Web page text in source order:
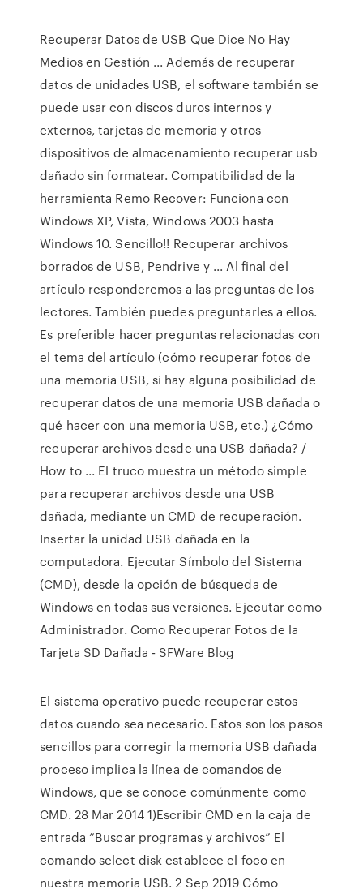
Recuperar Datos de USB Que Dice No Hay
Medios en Gestión ... Además de recuperar
datos de unidades USB, el software también se
puede usar con discos duros internos y
externos, tarjetas de memoria y otros
dispositivos de almacenamiento recuperar usb
dañado sin formatear. Compatibilidad de la
herramienta Remo Recover: Funciona con
Windows XP, Vista, Windows 2003 hasta
Windows 10. Sencillo!! Recuperar archivos
borrados de USB, Pendrive y ... Al final del
artículo responderemos a las preguntas de los
lectores. También puedes preguntarles a ellos.
Es preferible hacer preguntas relacionadas con
el tema del artículo (cómo recuperar fotos de
una memoria USB, si hay alguna posibilidad de
recuperar datos de una memoria USB dañada o
qué hacer con una memoria USB, etc.) ¿Cómo
recuperar archivos desde una USB dañada? /
How to ... El truco muestra un método simple
para recuperar archivos desde una USB
dañada, mediante un CMD de recuperación.
Insertar la unidad USB dañada en la
computadora. Ejecutar Símbolo del Sistema
(CMD), desde la opción de búsqueda de
Windows en todas sus versiones. Ejecutar como
Administrador. Como Recuperar Fotos de la
Tarjeta SD Dañada - SFWare Blog
El sistema operativo puede recuperar estos
datos cuando sea necesario. Estos son los pasos
sencillos para corregir la memoria USB dañada
proceso implica la línea de comandos de
Windows, que se conoce comúnmente como
CMD. 28 Mar 2014 1)Escribir CMD en la caja de
entrada “Buscar programas y archivos” El
comando select disk establece el foco en
nuestra memoria USB. 2 Sep 2019 Cómo